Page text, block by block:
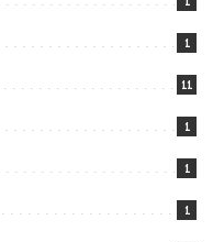
1
11
1
1
1